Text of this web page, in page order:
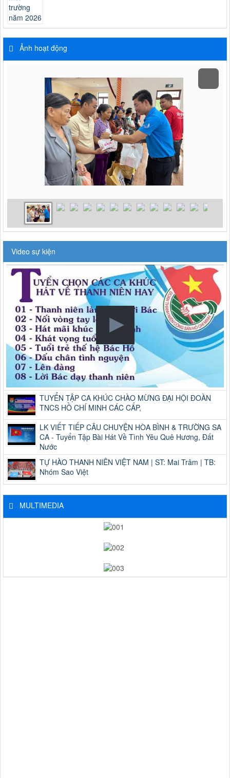
Ảnh hoạt động
Video sự kiện
TUYỂN TẬP CA KHÚC CHÀO MỪNG ĐẠI HỘI ĐOÀN
TNCS HỒ CHÍ MINH CÁC CẤP,
LK VIẾT TIẾP CÂU CHUYỆN HÒA BÌNH & TRƯỜNG SA
CA - Tuyển Tập Bài Hát Về Tình Yêu Quê Hương, Đất
Nước
TỰ HÀO THANH NIÊN VIỆT NAM | ST: Mai Trâm | TB:
Nhóm Sao Việt
MULTIMEDIA